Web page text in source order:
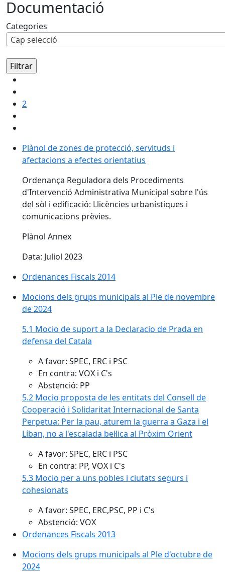
Documentació
Categories
Cap selecció
2
Plànol de zones de protecció, servituds i
afectacions a efectes orientatius
Ordenança Reguladora dels Procediments
d'Intervenció Administrativa Municipal sobre l'ús
del sòl i edificació: Llicències urbanístiques i
comunicacions prèvies.
Plànol Annex
Data: Juliol 2023
Ordenances Fiscals 2014
Mocions dels grups municipals al Ple de novembre
de 2024
5.1 Mocio de suport a la Declaracio de Prada en
defensa del Catala
A favor: SPEC, ERC i PSC
En contra: VOX i C's
Abstenció: PP
5.2 Mocio proposta de les entitats del Consell de
Cooperació i Solidaritat Internacional de Santa
Perpetua: Per la pau, aturem la guerra a Gaza i el
Líban, no a l'escalada bel·lica al Pròxim Orient
A favor: SPEC, ERC i PSC
En contra: PP, VOX i C's
5.3 Mocio per a uns pobles i ciutats segurs i
cohesionats
A favor: SPEC, ERC,PSC, PP i C's
Abstenció: VOX
Ordenances Fiscals 2013
Mocions dels grups municipals al Ple d'octubre de
2024